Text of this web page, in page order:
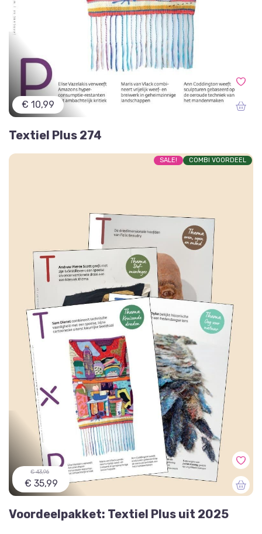
€ 10,99
Textiel Plus 274
SALE! COMBI VOORDEEL
€ 43,96
€ 35,99
Voordeelpakket: Textiel Plus uit 2025